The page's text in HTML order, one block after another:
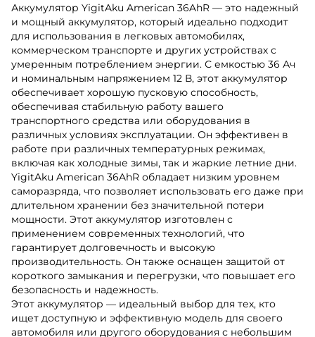
Аккумулятор YigitAku American 36AhR — это надежный
и мощный аккумулятор, который идеально подходит
для использования в легковых автомобилях,
коммерческом транспорте и других устройствах с
умеренным потреблением энергии. С емкостью 36 Ач
и номинальным напряжением 12 В, этот аккумулятор
обеспечивает хорошую пусковую способность,
обеспечивая стабильную работу вашего
транспортного средства или оборудования в
различных условиях эксплуатации. Он эффективен в
работе при различных температурных режимах,
включая как холодные зимы, так и жаркие летние дни.
YigitAku American 36AhR обладает низким уровнем
саморазряда, что позволяет использовать его даже при
длительном хранении без значительной потери
мощности. Этот аккумулятор изготовлен с
применением современных технологий, что
гарантирует долговечность и высокую
производительность. Он также оснащен защитой от
короткого замыкания и перегрузки, что повышает его
безопасность и надежность.
Этот аккумулятор — идеальный выбор для тех, кто
ищет доступную и эффективную модель для своего
автомобиля или другого оборудования с небольшим